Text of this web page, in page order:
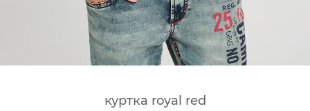
куртка royal red